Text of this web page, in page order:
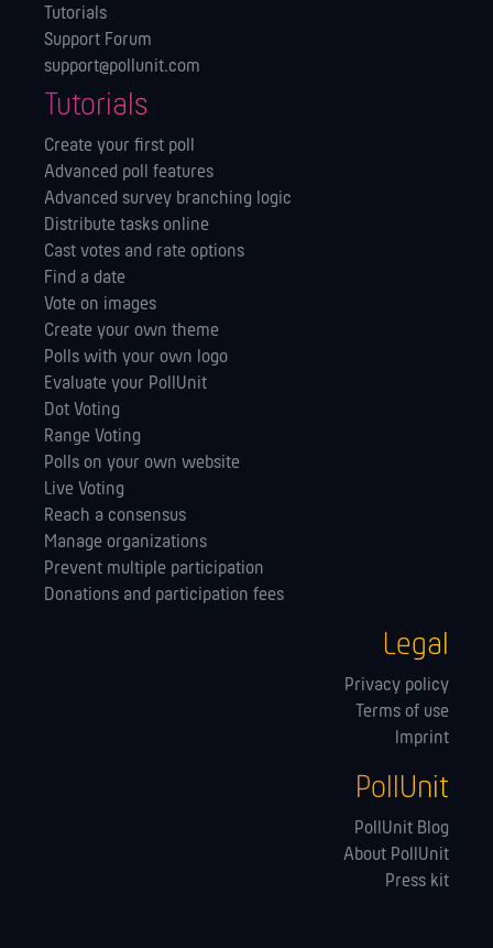
Tutorials
Support Forum
support@pollunit.com
Tutorials
Create your first poll
Advanced poll features
Advanced survey branching logic
Distribute tasks online
Cast votes and rate options
Find a date
Vote on images
Create your own theme
Polls with your own logo
Evaluate your PollUnit
Dot Voting
Range Voting
Polls on your own website
Live Voting
Reach a consensus
Manage orga­nizations
Prevent multiple participation
Donations and participation fees
Legal
Privacy policy
Terms of use
Imprint
PollUnit
PollUnit Blog
About PollUnit
Press kit